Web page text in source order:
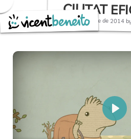
to
content
CIUTAT
1 de desembre de 2014
P
l